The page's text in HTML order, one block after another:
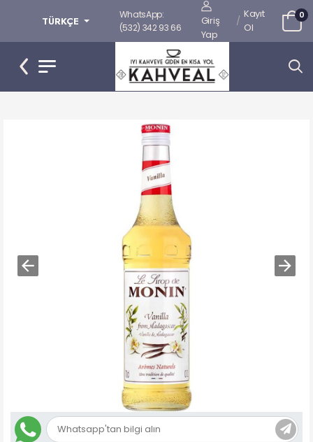
TÜRKÇE
WhatsApp:
(532) 342 93 66
Giriş
Yap
/
Kayıt
Ol
0